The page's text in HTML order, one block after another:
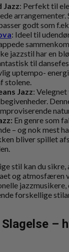
Jazz: Perfekt til
arrangementer.
godt som
: Ideel til
jazzstil har en
til
uptempo-
stolene.
Jazz:
En genre som
– og nok mest
bliver spillet
stil kan du sikre,
og atmosfæren
jazzmusikere,
forskellige
–